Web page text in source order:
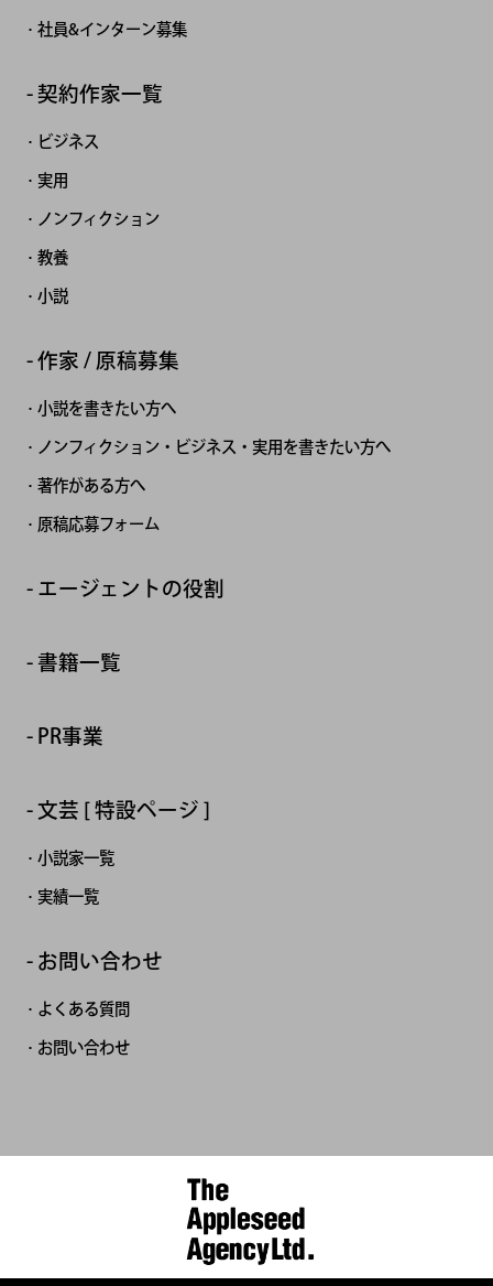
社員&インターン募集
契約作家一覧
ビジネス
実用
ノンフィクション
教養
小説
作家 / 原稿募集
小説を書きたい方へ
ノンフィクション・ビジネス・実用を書きたい方へ
著作がある方へ
原稿応募フォーム
エージェントの役割
書籍一覧
PR事業
文芸 [ 特設ページ ]
小説家一覧
実績一覧
お問い合わせ
よくある質問
お問い合わせ